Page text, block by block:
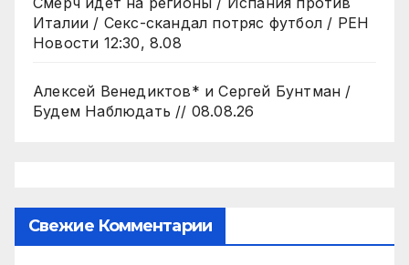
Италии / Секс-скандал потряс футбол / РЕН
Новости 12:30, 8.08
Алексей Венедиктов* и Сергей Бунтман /
Будем Наблюдать // 08.08.26
Свежие Комментарии